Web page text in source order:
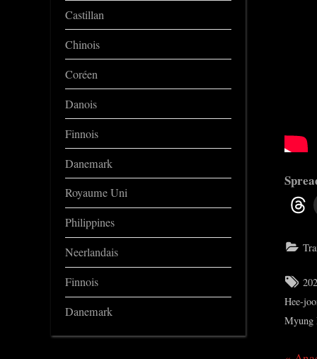
Hee-
Myung
Castillan
Chinois
Coréen
Danois
Finnois
Danemark
Royaume Uni
Philippines
Neerlandais
Finnois
Danemark